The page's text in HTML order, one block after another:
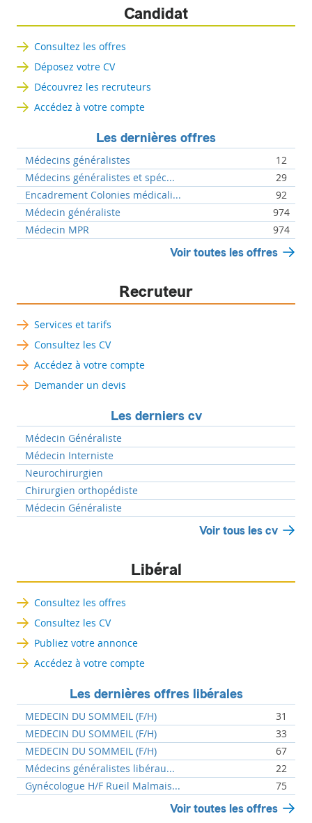
Candidat
Consultez les offres
Déposez votre CV
Découvrez les recruteurs
Accédez à votre compte
Les dernières offres
Médecins généralistes
12
Médecins généralistes et spéc...
29
Encadrement Colonies médicali...
92
Médecin généraliste
974
Médecin MPR
974
Voir toutes les offres
Recruteur
Services et tarifs
Consultez les CV
Accédez à votre compte
Demander un devis
Les derniers cv
Médecin Généraliste
Médecin Interniste
Neurochirurgien
Chirurgien orthopédiste
Médecin Généraliste
Voir tous les cv
Libéral
Consultez les offres
Consultez les CV
Publiez votre annonce
Accédez à votre compte
Les dernières offres libérales
MEDECIN DU SOMMEIL (F/H)
31
MEDECIN DU SOMMEIL (F/H)
33
MEDECIN DU SOMMEIL (F/H)
67
Médecins généralistes libérau...
22
Gynécologue H/F Rueil Malmais...
75
Voir toutes les offres